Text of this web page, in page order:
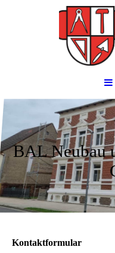
BAL Neubau
Kontaktformular